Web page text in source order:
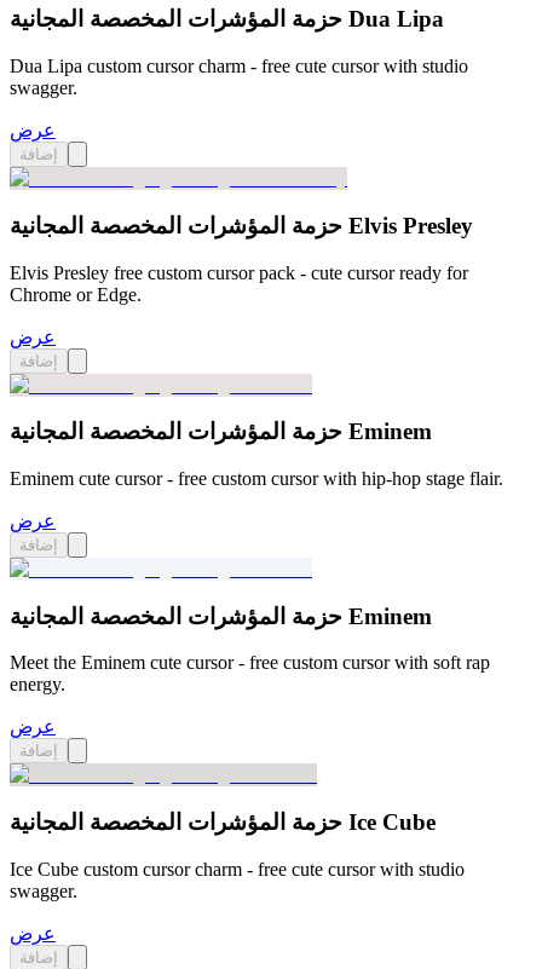
حزمة المؤشرات المخصصة المجانية Dua Lipa
Dua Lipa custom cursor charm - free cute cursor with studio
swagger.
عرض
إضافة
حزمة المؤشرات المخصصة المجانية Elvis Presley
Elvis Presley free custom cursor pack - cute cursor ready for
Chrome or Edge.
عرض
إضافة
حزمة المؤشرات المخصصة المجانية Eminem
Eminem cute cursor - free custom cursor with hip-hop stage flair.
عرض
إضافة
حزمة المؤشرات المخصصة المجانية Eminem
Meet the Eminem cute cursor - free custom cursor with soft rap
energy.
عرض
إضافة
حزمة المؤشرات المخصصة المجانية Ice Cube
Ice Cube custom cursor charm - free cute cursor with studio
swagger.
عرض
إضافة